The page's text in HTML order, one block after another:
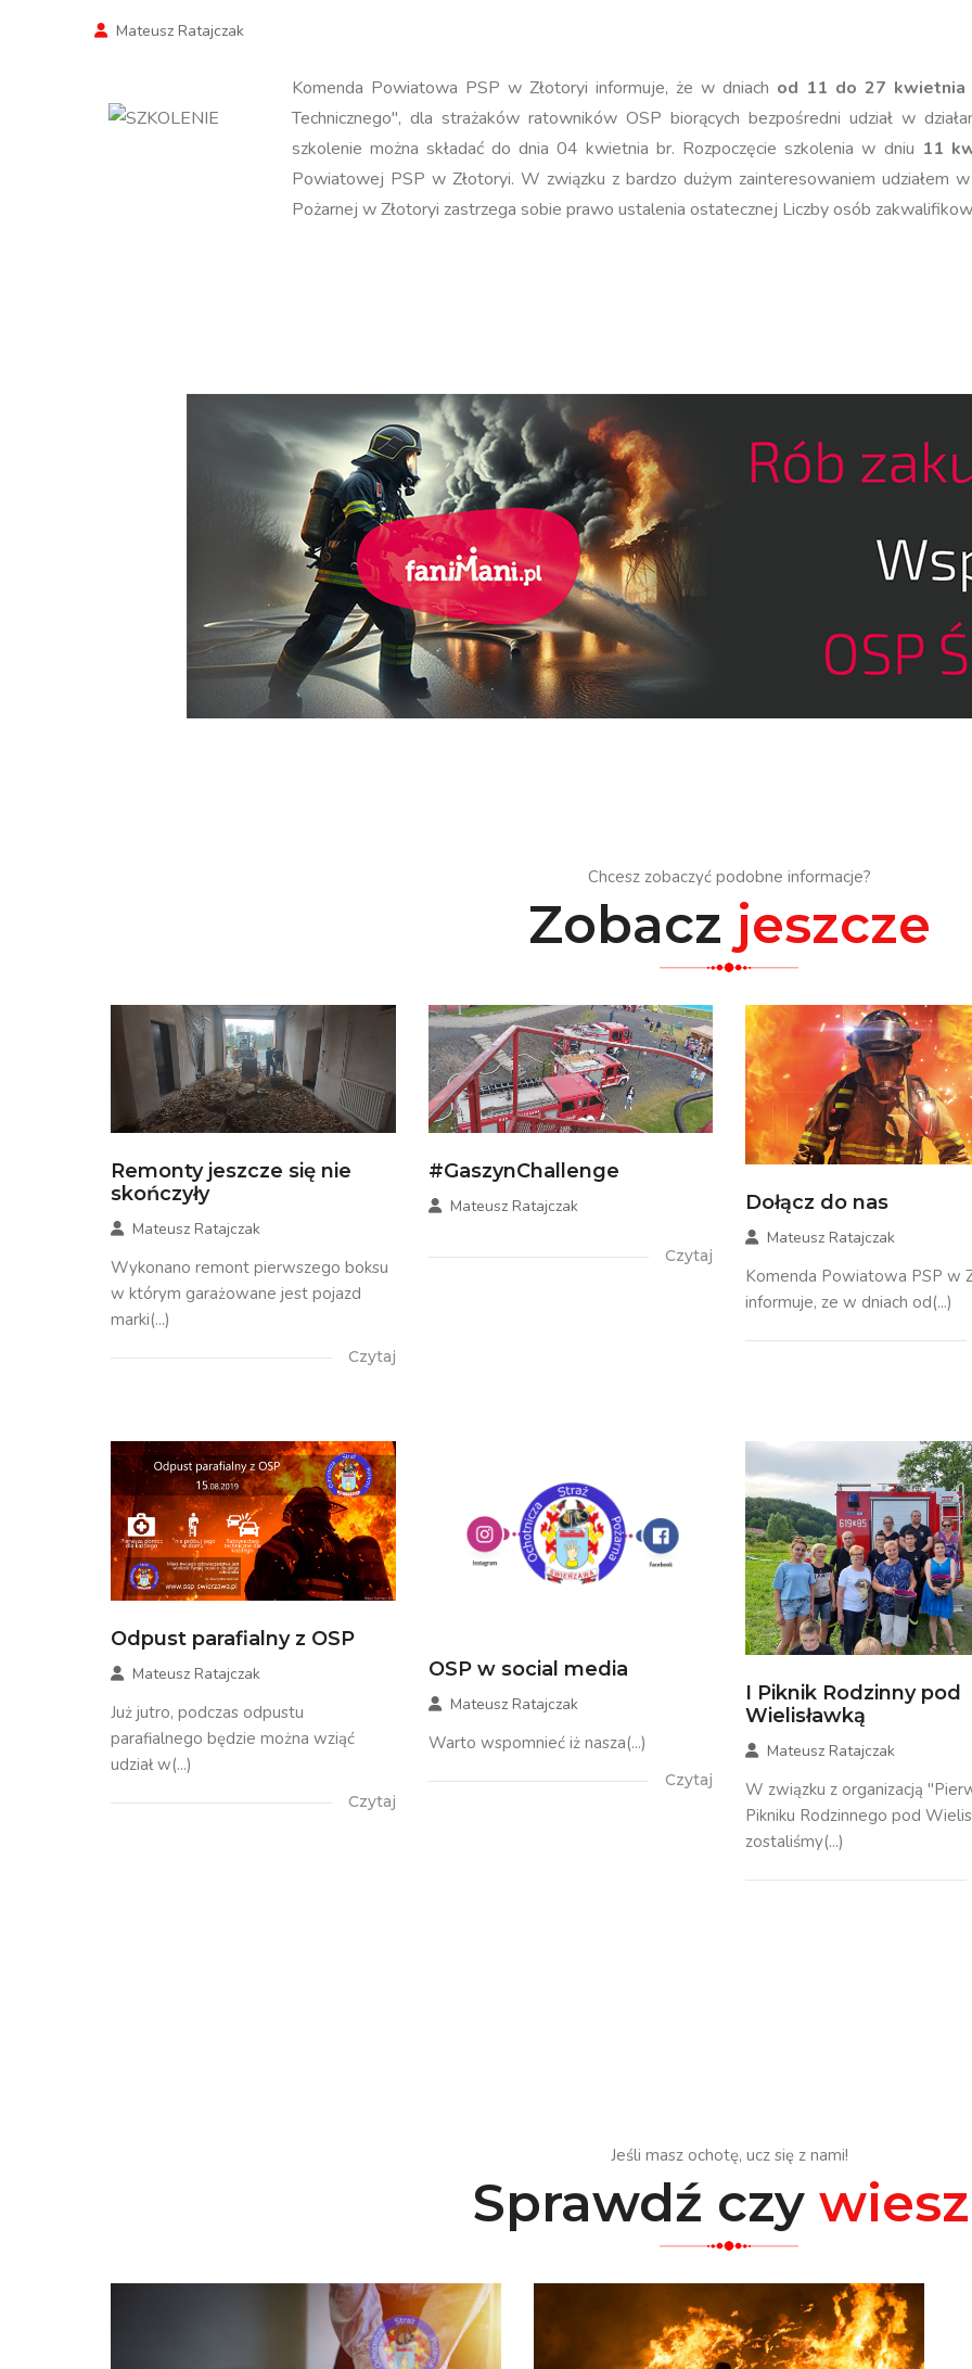
Mateusz Ratajczak
Komenda Powiatowa PSP w Złotoryi informuje, że w dniach od 11 do 27 kwietnia
Technicznego", dla strażaków ratowników OSP biorących bezpośredni udział w
szkolenie można składać do dnia 04 kwietnia br. Rozpoczęcie szkolenia w dniu 11
Powiatowej PSP w Złotoryi. W związku z bardzo dużym zainteresowaniem udziałem
Pożarnej w Złotoryi zastrzega sobie prawo ustalenia ostatecznej Liczby osób
Chcesz zobaczyć podobne informacje?
Zobacz jeszcze
Remonty jeszcze się nie
skończyły
Mateusz Ratajczak
Wykonano remont pierwszego boksu
w którym garażowane jest pojazd
marki(...)
Czytaj
#GaszynChallenge
Mateusz Ratajczak
Czytaj
Dołącz do nas
Mateusz Ratajczak
Komenda Powiatowa PSP w
informuje, ze w dniach od(...)
Odpust parafialny z OSP
Mateusz Ratajczak
Już jutro, podczas odpustu
parafialnego będzie można wziąć
udział w(...)
Czytaj
OSP w social media
Mateusz Ratajczak
Warto wspomnieć iż nasza(...)
Czytaj
I Piknik Rodzinny pod
Wielisławką
Mateusz Ratajczak
W związku z organizacją
Pikniku Rodzinnego pod
zostaliśmy(...)
Jeśli masz ochotę, ucz się z nami!
Sprawdź czy